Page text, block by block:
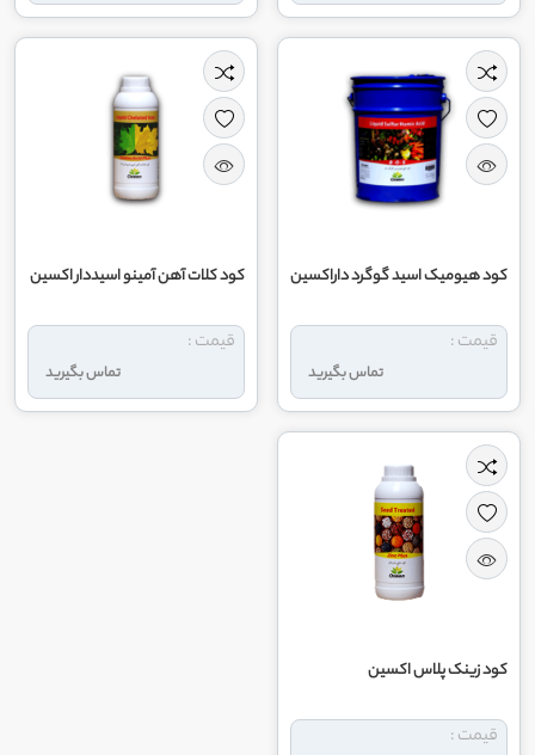
کود هیومیک اسید گوگرد داراکسین
تماس بگیرید
قیمت :
کود کلات آهن آمینو اسیددار اکسین
تماس بگیرید
قیمت :
کود زینک پلاس اکسین
قیمت :